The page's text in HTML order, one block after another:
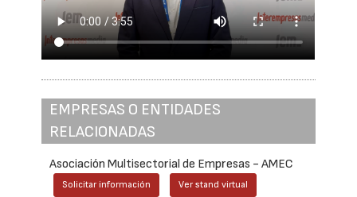
EMPRESAS O ENTIDADES
RELACIONADAS
Asociación Multisectorial de Empresas - AMEC
Solicitar información Ver stand virtual